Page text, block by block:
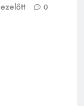
0